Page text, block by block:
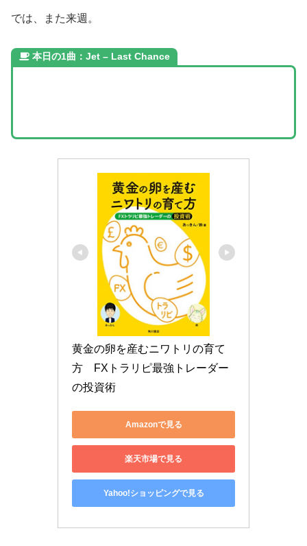
では、また来週。
本日の1曲：Jet – Last Chance
黄金の卵を産むニワトリの育て
方　FXトラリピ最強トレーダー
の投資術
Amazonで見る
楽天市場で見る
Yahoo!ショッピングで見る